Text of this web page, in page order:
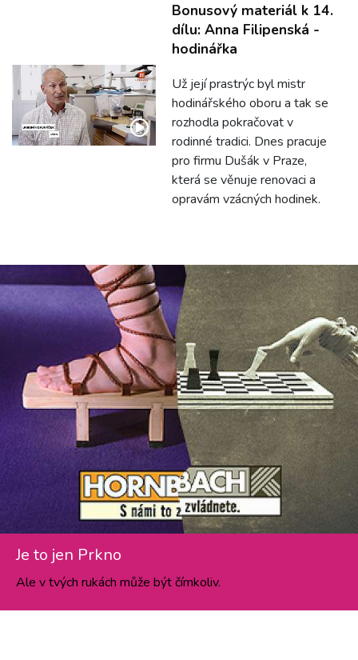
Bonusový materiál k 14.
dílu: Anna Filipenská -
hodinářka
Už její prastrýc byl mistr
hodinářského oboru a tak se
rozhodla pokračovat v
rodinné tradici. Dnes pracuje
pro firmu Dušák v Praze,
která se věnuje renovaci a
opravám vzácných hodinek.
Je to jen Prkno
Ale v tvých rukách může být čímkoliv.